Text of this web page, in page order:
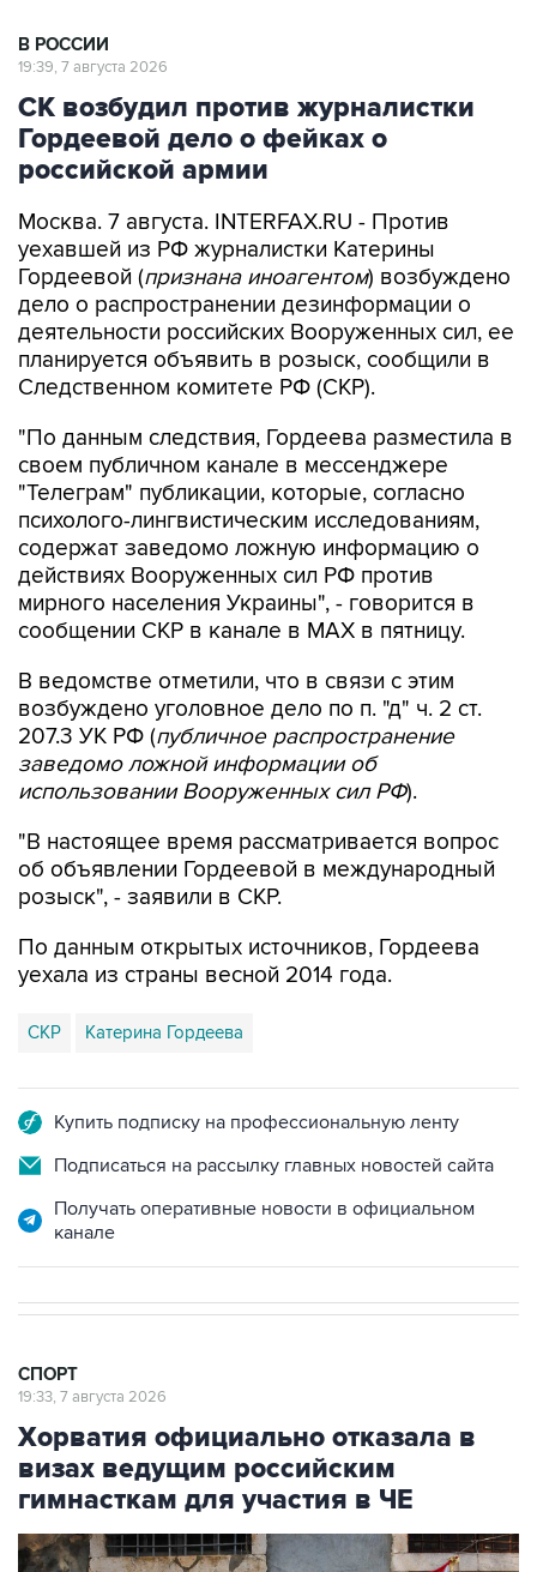
В РОССИИ
19:39, 7 августа 2026
СК возбудил против журналистки
Гордеевой дело о фейках о
российской армии
Москва. 7 августа. INTERFAX.RU - Против
уехавшей из РФ журналистки Катерины
Гордеевой (признана иноагентом) возбуждено
дело о распространении дезинформации о
деятельности российских Вооруженных сил, ее
планируется объявить в розыск, сообщили в
Следственном комитете РФ (СКР).
"По данным следствия, Гордеева разместила в
своем публичном канале в мессенджере
"Телеграм" публикации, которые, согласно
психолого-лингвистическим исследованиям,
содержат заведомо ложную информацию о
действиях Вооруженных сил РФ против
мирного населения Украины", - говорится в
сообщении СКР в канале в MAX в пятницу.
В ведомстве отметили, что в связи с этим
возбуждено уголовное дело по п. "д" ч. 2 ст.
207.3 УК РФ (публичное распространение
заведомо ложной информации об
использовании Вооруженных сил РФ).
"В настоящее время рассматривается вопрос
об объявлении Гордеевой в международный
розыск", - заявили в СКР.
По данным открытых источников, Гордеева
уехала из страны весной 2014 года.
СКР Катерина Гордеева
Купить подписку на профессиональную ленту
Подписаться на рассылку главных новостей сайта
Получать оперативные новости в официальном
канале
СПОРТ
19:33, 7 августа 2026
Хорватия официально отказала в
визах ведущим российским
гимнасткам для участия в ЧЕ